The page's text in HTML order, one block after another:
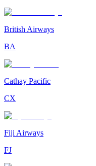
British Airways
BA
Cathay Pacific
CX
Fiji Airways
FJ